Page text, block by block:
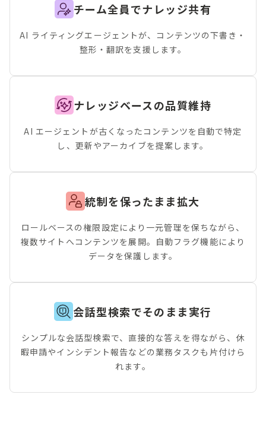
チーム全員でナレッジ共有
AI ライティングエージェントが、コンテンツの下書き・
整形・翻訳を支援します。
ナレッジベースの品質維持
AI エージェントが古くなったコンテンツを自動で特定
し、更新やアーカイブを提案します。
統制を保ったまま拡大
ロールベースの権限設定により一元管理を保ちながら、
複数サイトへコンテンツを展開。自動フラグ機能により
データを保護します。
会話型検索でそのまま実行
シンプルな会話型検索で、直接的な答えを得ながら、休
暇申請やインシデント報告などの業務タスクも片付けら
れます。